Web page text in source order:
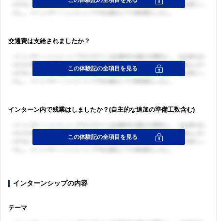
交通費は支給されましたか？
インターン内で残業はしましたか？(自主的な追加の準備工数含む)
インターンシップの内容
テーマ